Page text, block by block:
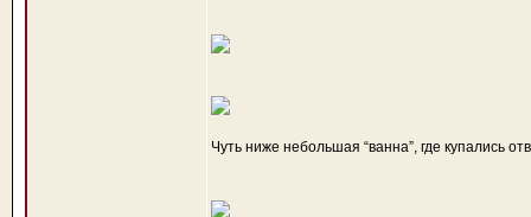
Чуть ниже небольшая “ванна”, где купались